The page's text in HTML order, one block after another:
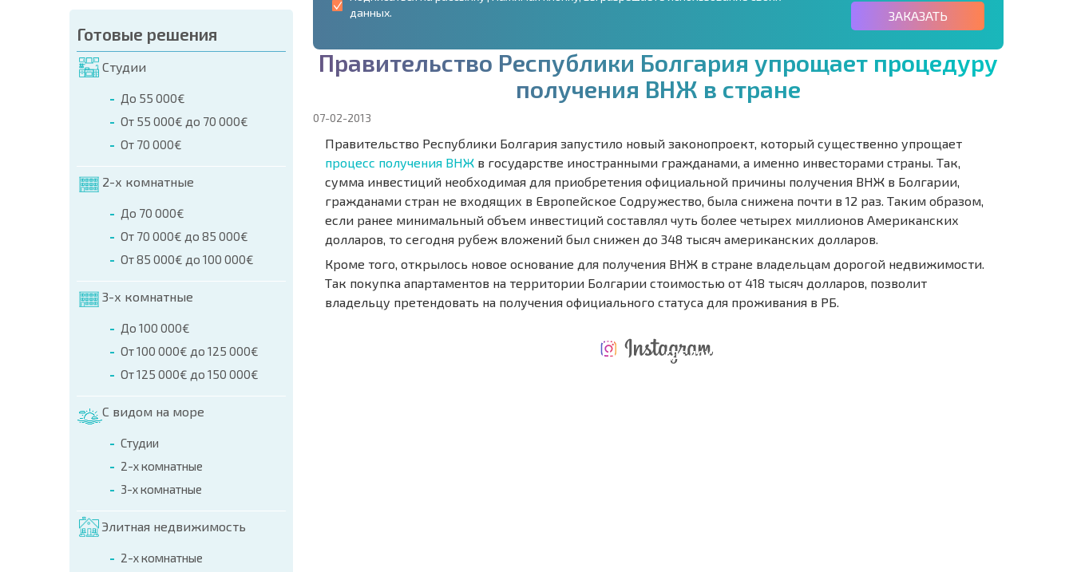
Готовые решения
Студии
До 55 000€
От 55 000€ до 70 000€
От 70 000€
2-х комнатные
До 70 000€
От 70 000€ до 85 000€
От 85 000€ до 100 000€
3-х комнатные
До 100 000€
От 100 000€ до 125 000€
От 125 000€ до 150 000€
С видом на море
Студии
2-х комнатные
3-х комнатные
Элитная недвижимость
2-х комнатные
данных.
ЗАКАЗАТЬ
Правительство Республики Болгария упрощает процедуру
получения ВНЖ в стране
07-02-2013
Правительство Республики Болгария запустило новый законопроект, который существенно упрощает
процесс получения ВНЖ в государстве иностранными гражданами, а именно инвесторами страны. Так,
сумма инвестиций необходимая для приобретения официальной причины получения ВНЖ в Болгарии,
гражданами стран не входящих в Европейское Содружество, была снижена почти в 12 раз. Таким образом,
если ранее минимальный объем инвестиций составлял чуть более четырех миллионов Американских
долларов, то сегодня рубеж вложений был снижен до 348 тысяч американских долларов.
Кроме того, открылось новое основание для получения ВНЖ в стране владельцам дорогой недвижимости.
Так покупка апартаментов на территории Болгарии стоимостью от 418 тысяч долларов, позволит
владельцу претендовать на получения официального статуса для проживания в РБ.
ЕЖЕГОДНЫЕ
РАСХОДЫ НА
ГДЕ ДОХОДНОСТЬ